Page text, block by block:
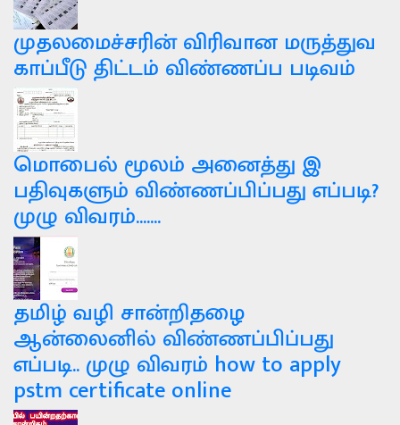
முதலமைச்சரின் விரிவான மருத்துவ
காப்பீடு திட்டம் விண்ணப்ப படிவம்
மொபைல் மூலம் அனைத்து இ
பதிவுகளும் விண்ணப்பிப்பது எப்படி?
முழு விவரம்.......
தமிழ் வழி சான்றிதழை
ஆன்லைனில் விண்ணப்பிப்பது
எப்படி.. முழு விவரம் how to apply
pstm certificate online